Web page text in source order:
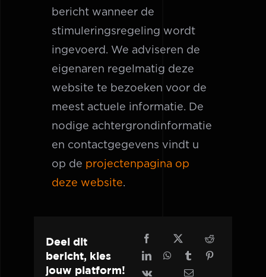
bericht wanneer de
stimuleringsregeling wordt
ingevoerd. We adviseren de
eigenaren regelmatig deze
website te bezoeken voor de
meest actuele informatie. De
nodige achtergrondinformatie
en contactgegevens vindt u
op de projectenpagina op
deze website.
Deel dit
bericht, kies
jouw platform!